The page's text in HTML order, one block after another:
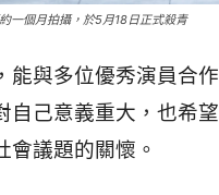
一個月拍攝，於5月18日正式殺青
能與多位優秀演員合
自己意義重大，也希
會議題的關懷。